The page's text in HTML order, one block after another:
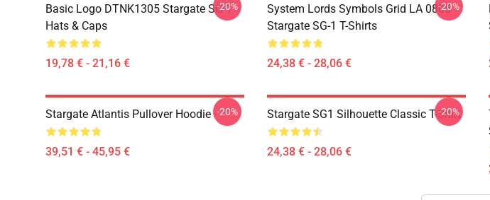
Basic Logo DTNK1305 Stargate SG-1
Hats & Caps
19,78 € - 21,16 €
-20%
System Lords Symbols Grid LA 0805
Stargate SG-1 T-Shirts
24,38 € - 28,06 €
-20%
Stargate Atlantis Pullover Hoodie
39,51 € - 45,95 €
-20% Stargate SG1 Silhouette Classic T-Shirt
24,38 € - 28,06 €
-20%